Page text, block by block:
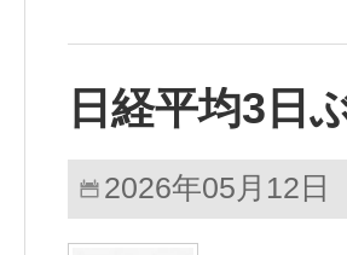
日経平均3日
2026年05月12日